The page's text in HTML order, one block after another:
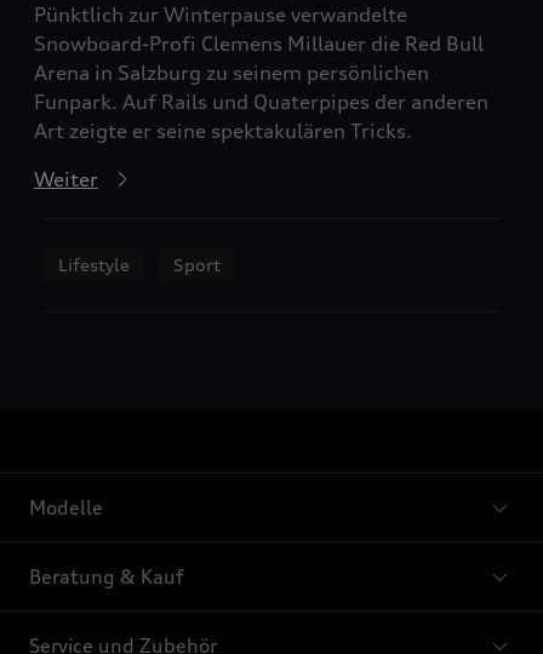
Pünktlich zur Winterpause verwandelte
Snowboard-Profi Clemens Millauer die Red Bull
Arena in Salzburg zu seinem persönlichen
Funpark. Auf Rails und Quaterpipes der anderen
Art zeigte er seine spektakulären Tricks.
Weiter
Lifestyle Sport
Modelle
Beratung & Kauf
Service und Zubehör